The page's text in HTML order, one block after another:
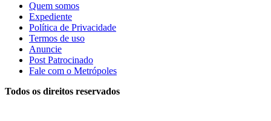
Quem somos
Expediente
Política de Privacidade
Termos de uso
Anuncie
Post Patrocinado
Fale com o Metrópoles
Todos os direitos reservados